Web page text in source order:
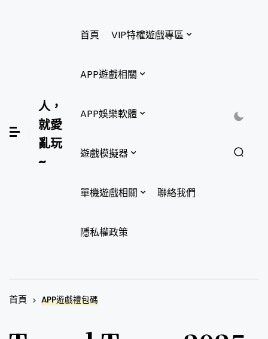
人，
就愛
亂玩
~
首頁 VIP特權遊戲專區
APP遊戲相關
APP娛樂軟體
遊戲模擬器
單機遊戲相關 聯絡我們
隱私權政策
首頁 APP遊戲禮包碼